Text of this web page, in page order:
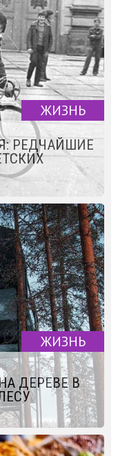
ЖИЗНЬ
РЕДЧАЙШИЕ
ЖИЗНЬ
ДЕРЕВЕ В